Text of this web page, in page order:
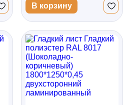
двухсторонний
ламинированный
В корзину